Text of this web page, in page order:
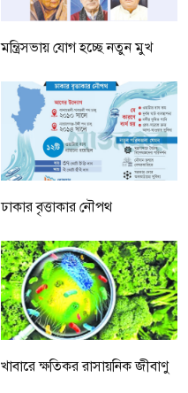
মন্ত্রিসভায় যোগ হচ্ছে নতুন মুখ
ঢাকার বৃত্তাকার নৌপথ
খাবারে ক্ষতিকর রাসায়নিক জীবাণু